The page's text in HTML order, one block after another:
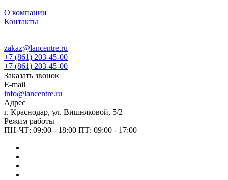
О компании
Контакты
zakaz@lancentre.ru
+7 (861) 203-45-00
+7 (861) 203-45-00
Заказать звонок
E-mail
info@lancentre.ru
Адрес
г. Краснодар, ул. Вишняковой, 5/2
Режим работы
ПН-ЧТ: 09:00 - 18:00 ПТ: 09:00 - 17:00